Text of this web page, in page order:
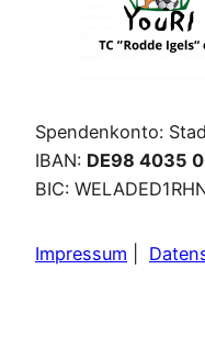
Spendenkonto:
IBAN: DE98 4035
BIC:
Impressum